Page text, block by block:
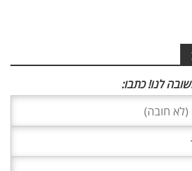
לנו! כתבו: